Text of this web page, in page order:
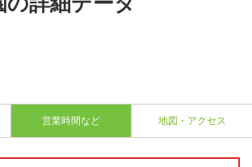
営業時間など 地図・アクセス